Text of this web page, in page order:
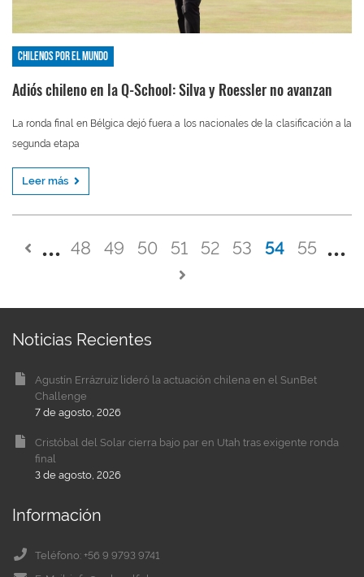
Chilenos por el mundo
Adiós chileno en la Q-School: Silva y Roessler no avanzan
La ronda final en Bélgica dejó fuera a los nacionales de la clasificación a la
segunda etapa
Leer más
48 49 50 51 52 53 54 55
Noticias Recientes
Agustín Errázruiz lideró la actuación chilena en el SunBet
Challenge
7 de agosto, 2026
Cristóbal del Solar cierra bajo par en Utah tras exigente ronda
final
3 de agosto, 2026
Información
Teléfono: +56 9 9793 9741